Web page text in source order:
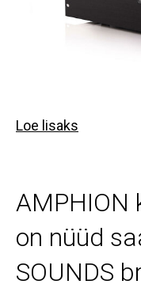
Loe lisaks
AMPHION
on nüüd
SOUNDS